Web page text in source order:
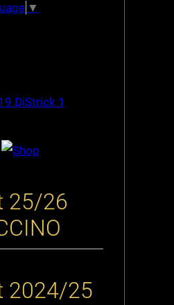
▼
25/26
2024/25